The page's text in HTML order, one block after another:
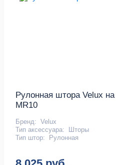
Рулонная штора Velux
МR10
Бренд: Velux
Тип аксессуара:
Шторы
Тип штор:
Рулонная